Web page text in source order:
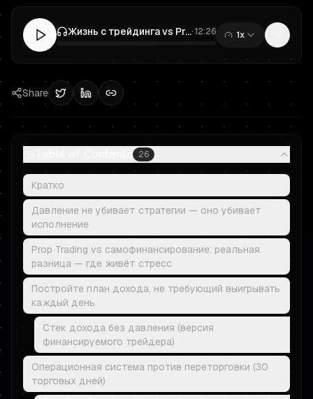
Жизнь с трейдинга vs Prop Trading: план дохода финансируемого трейдера·12:26 1x
0:00
12:26
Share
26
Кратко
Давление не убивает стратегии — оно убивает
исполнение
Prop Trading vs самофинансирование: реальная
разница — где живёт стресс
Постройте план дохода, не требующий выигрывать
каждый день
Стек дохода без давления (версия
финансируемого трейдера)
Операционная система против переторговки (30
торговых дней)